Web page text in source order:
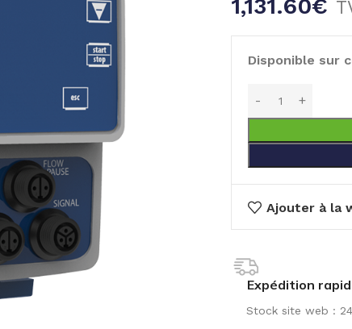
1,131.60€
Disponible sur
Ajouter à la
Expédition
Stock site web :